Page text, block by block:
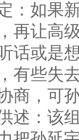
：如果
再让高
话或是
有些失
商，可
述：该